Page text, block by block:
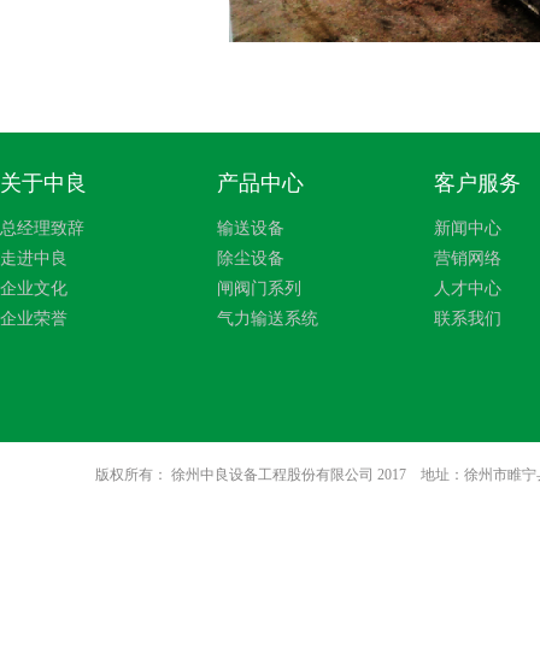
关于中良
总经理致辞
走进中良
企业文化
企业荣誉
产品中心
输送设备
除尘设备
闸阀门系列
气力输送系统
客户服务
新闻中心
营销网络
人才中心
联系我们
版权所有： 徐州中良设备工程股份有限公司 2017 地址：徐州市睢